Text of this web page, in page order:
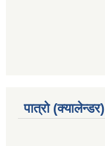
पात्रो (क्यालेन्डर)